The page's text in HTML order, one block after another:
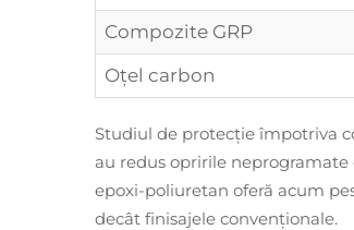
Compozite GRP
Oțel carbon
Studiul de protecție împotriva
au redus opririle
epoxi-poliuretan oferă acum
decât finisajele convenționale.